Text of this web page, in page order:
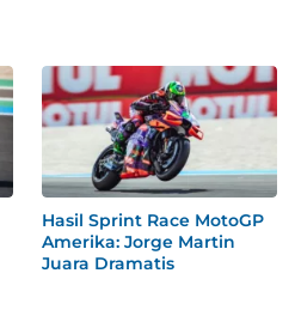
Hasil Sprint Race MotoGP
Amerika: Jorge Martin
Juara Dramatis